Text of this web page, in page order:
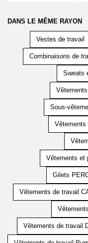
DANS LE MÊME RAYON
Vestes de travail
Combinaisons de
Sweats
Sous-
Vêtements
Vêtements et
Gilets
Vêtements de travail
Vêtements de travail